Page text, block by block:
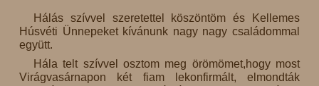
Hálás szívvel szeretettel köszöntöm és Kellemes
Húsvéti Ünnepeket kívánunk nagy nagy családommal
együtt.
Hála telt szívvel osztom meg örömömet,hogy most
Virágvasárnapon két fiam lekonfirmált, elmondták